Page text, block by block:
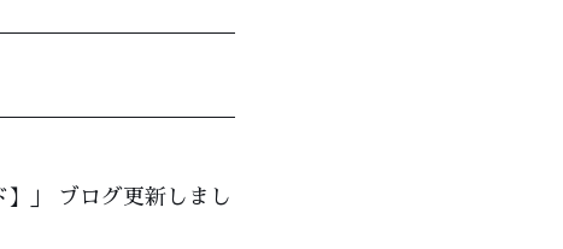
】」 ブログ更新しまし